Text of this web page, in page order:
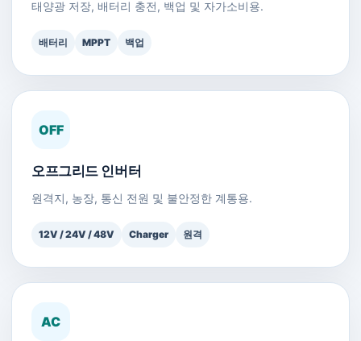
태양광 저장, 배터리 충전, 백업 및 자가소비용.
배터리 MPPT 백업
OFF
오프그리드 인버터
원격지, 농장, 통신 전원 및 불안정한 계통용.
12V / 24V / 48V Charger 원격
AC